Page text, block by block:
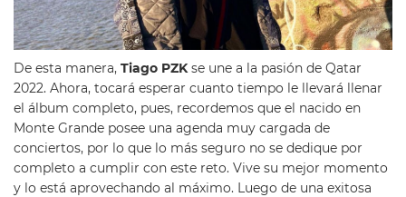
De esta manera, Tiago PZK se une a la pasión de Qatar
2022. Ahora, tocará esperar cuanto tiempo le llevará llenar
el álbum completo, pues, recordemos que el nacido en
Monte Grande posee una agenda muy cargada de
conciertos, por lo que lo más seguro no se dedique por
completo a cumplir con este reto. Vive su mejor momento
y lo está aprovechando al máximo. Luego de una exitosa